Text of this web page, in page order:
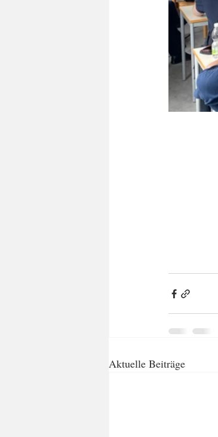
Aktuelle Beiträge